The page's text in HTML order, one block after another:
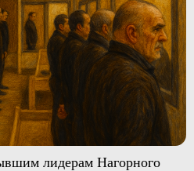
лидерам Нагорного